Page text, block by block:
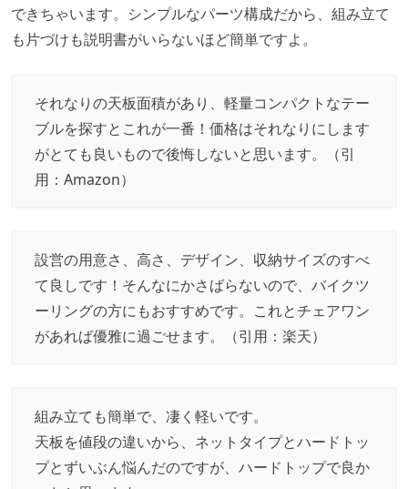
できちゃいます。シンプルなパーツ構成だから、組み立て
も片づけも説明書がいらないほど簡単ですよ。
それなりの天板面積があり、軽量コンパクトなテー
ブルを探すとこれが一番！価格はそれなりにします
がとても良いもので後悔しないと思います。（引
用： Amazon）
設営の用意さ、高さ、デザイン、収納サイズのすべ
て良しです！そんなにかさばらないので、バイクツ
ーリングの方にもおすすめです。これとチェアワン
があれば優雅に過ごせます。（引用： 楽天）
組み立ても簡単で、凄く軽いです。
天板を値段の違いから、ネットタイプとハードトッ
プとずいぶん悩んだのですが、ハードトップで良か